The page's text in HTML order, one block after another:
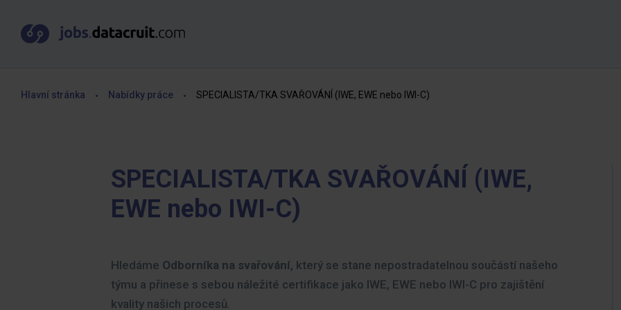
Hlavní stránka Nabídky práce SPECIALISTA/TKA SVAŘOVÁNÍ (IWE, EWE nebo IWI-C)
SPECIALISTA/TKA SVAŘOVÁNÍ (IWE,
EWE nebo IWI-C)
Hledáme Odborníka na svařování, který se stane nepostradatelnou součástí našeho
týmu a přinese s sebou náležité certifikace jako IWE, EWE nebo IWI-C pro zajištění
kvality našich procesů.